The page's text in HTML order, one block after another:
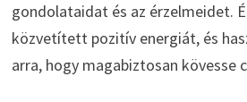
gondolataidat és az érzelmeidet.
közvetített pozitív energiát, és
arra, hogy magabiztosan kövesse